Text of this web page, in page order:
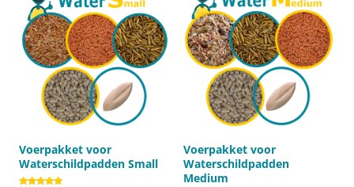
Voerpakket voor
Waterschildpadden Small
Voerpakket voor
Waterschildpadden
Medium